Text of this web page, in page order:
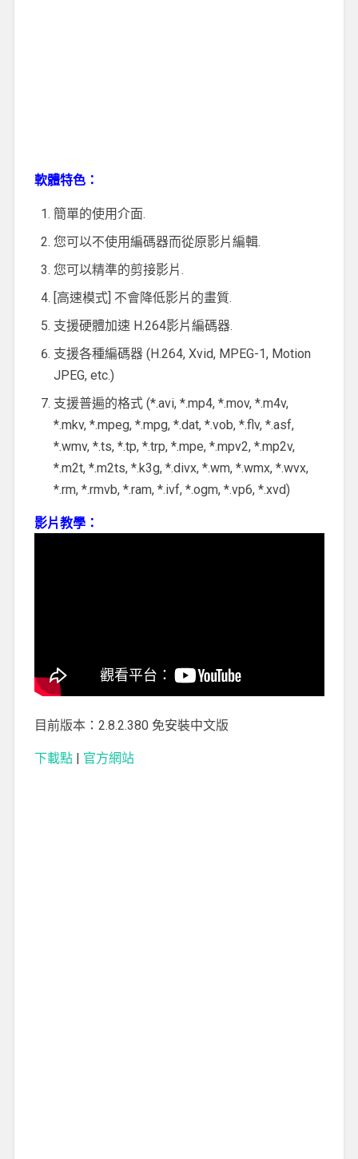
軟體特色：
簡單的使用介面.
您可以不使用編碼器而從原影片編輯.
您可以精準的剪接影片.
[高速模式] 不會降低影片的畫質.
支援硬體加速 H.264影片編碼器.
支援各種編碼器 (H.264, Xvid, MPEG-1, Motion
JPEG, etc.)
支援普遍的格式 (*.avi, *.mp4, *.mov, *.m4v,
*.mkv, *.mpeg, *.mpg, *.dat, *.vob, *.flv, *.asf,
*.wmv, *.ts, *.tp, *.trp, *.mpe, *.mpv2, *.mp2v,
*.m2t, *.m2ts, *.k3g, *.divx, *.wm, *.wmx, *.wvx,
*.rm, *.rmvb, *.ram, *.ivf, *.ogm, *.vp6, *.xvd)
影片教學：
目前版本：2.8.2.380 免安裝中文版
下載點| 官方網站